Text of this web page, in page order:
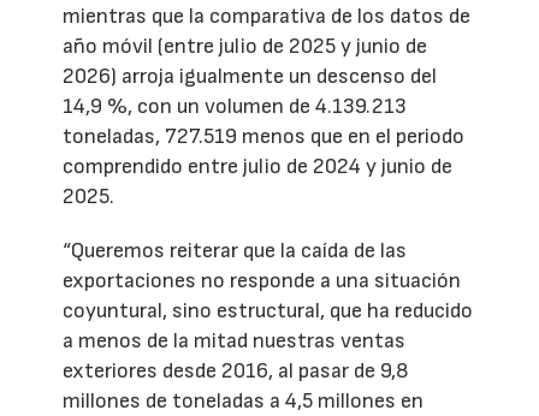
mientras que la comparativa de los datos de
año móvil (entre julio de 2025 y junio de
2026) arroja igualmente un descenso del
14,9 %, con un volumen de 4.139.213
toneladas, 727.519 menos que en el periodo
comprendido entre julio de 2024 y junio de
2025.
“Queremos reiterar que la caída de las
exportaciones no responde a una situación
coyuntural, sino estructural, que ha reducido
a menos de la mitad nuestras ventas
exteriores desde 2016, al pasar de 9,8
millones de toneladas a 4,5 millones en